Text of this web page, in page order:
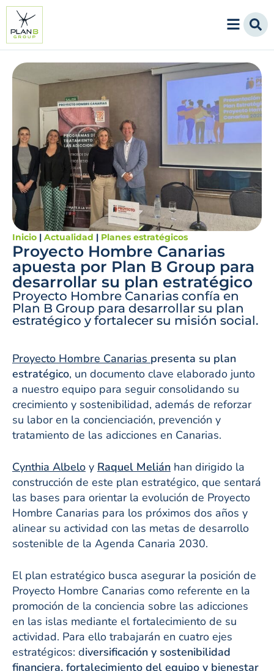
Inicio | Actualidad | Planes estratégicos
Proyecto Hombre Canarias
apuesta por Plan B Group para
desarrollar su plan estratégico
Proyecto Hombre Canarias confía en
Plan B Group para desarrollar su plan
estratégico y fortalecer su misión social.
Proyecto Hombre Canarias presenta su plan
estratégico, un documento clave elaborado junto
a nuestro equipo para seguir consolidando su
crecimiento y sostenibilidad, además de reforzar
su labor en la concienciación, prevención y
tratamiento de las adicciones en Canarias.
Cynthia Albelo y Raquel Melián han dirigido la
construcción de este plan estratégico, que sentará
las bases para orientar la evolución de Proyecto
Hombre Canarias para los próximos dos años y
alinear su actividad con las metas de desarrollo
sostenible de la Agenda Canaria 2030.
El plan estratégico busca asegurar la posición de
Proyecto Hombre Canarias como referente en la
promoción de la conciencia sobre las adicciones
en las islas mediante el fortalecimiento de su
actividad. Para ello trabajarán en cuatro ejes
estratégicos: diversificación y sostenibilidad
financiera, fortalecimiento del equipo y bienestar